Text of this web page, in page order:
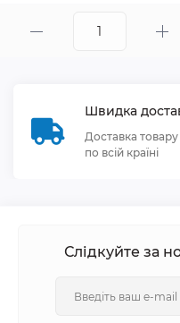
Швидка
Доставка
по всій країні
Слідкуйте за